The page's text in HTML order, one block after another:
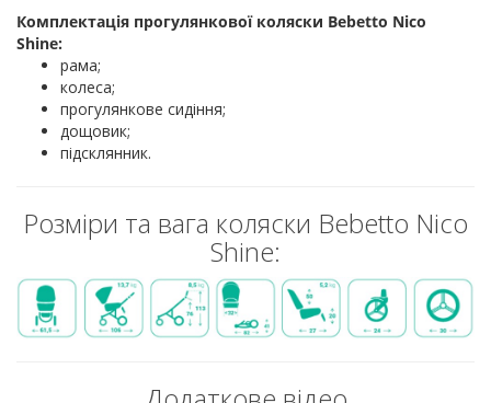
Комплектація прогулянкової коляски Bebetto Nico
Shine:
рама;
колеса;
прогулянкове сидіння;
дощовик;
підсклянник.
Розміри та вага коляски Bebetto Nico
Shine: